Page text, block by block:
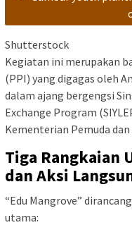
Shutterstock
Kegiatan ini merupakan
(PPI) yang digagas oleh
dalam ajang bergengsi
Exchange Program
Kementerian Pemuda
Tiga Rangkaian
dan Aksi
“Edu Mangrove”
utama: